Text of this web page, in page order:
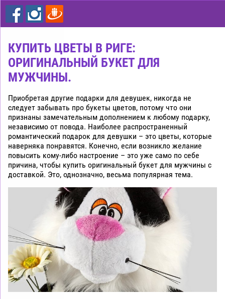
цветы
дешево
Рига
КУПИТЬ ЦВЕТЫ В РИГЕ:
ОРИГИНАЛЬНЫЙ БУКЕТ ДЛЯ
МУЖЧИНЫ.
Приобретая другие подарки для девушек, никогда не
следует забывать про букеты цветов, потому что они
признаны замечательным дополнением к любому подарку,
независимо от повода. Наиболее распространенный
романтический подарок для девушки – это цветы, которые
наверняка понравятся. Конечно, если возникло желание
повысить кому-либо настроение – это уже само по себе
причина, чтобы купить оригинальный букет для мужчины с
доставкой. Это, однозначно, весьма популярная тема.